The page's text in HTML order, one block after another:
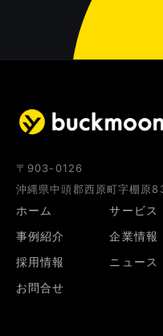
〒903-0126
沖縄県中頭郡西原町字棚原
ホーム
サービス
事例紹介
企業情報
採用情報
ニュース
お問合せ